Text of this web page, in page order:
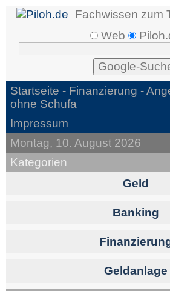
Fachwissen zum
Web
Startseite - Finanzierung -
ohne Schufa
Impressum
Montag, 10. August 2026
Kategorien
Geld
Banking
Geldanlage